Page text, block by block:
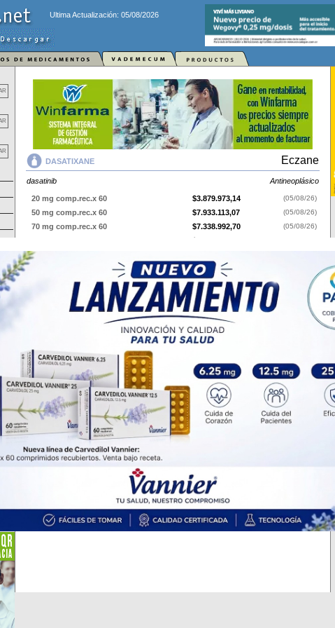
Ultima Actualización: 05/08/2026
DASATIXANE Eczane
dasatinib Antineoplásico
20 mg comp.rec.x 60 $3.879.973,14 (05/08/26)
50 mg comp.rec.x 60 $7.933.113,07 (05/08/26)
70 mg comp.rec.x 60 $7.338.992,70 (05/08/26)
$8.100.538,76
DASATIXANEcontienedasatinib y se indica como Antineoplásico
producido por
Eczaney cuenta con 4 presentaciones disponibles.
Explorar más
Otros productos con
Otros productos de Eczane